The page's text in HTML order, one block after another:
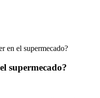
en el supermecado?
supermecado?